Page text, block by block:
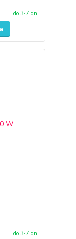
do 3-7 dní
do 3-7 dní